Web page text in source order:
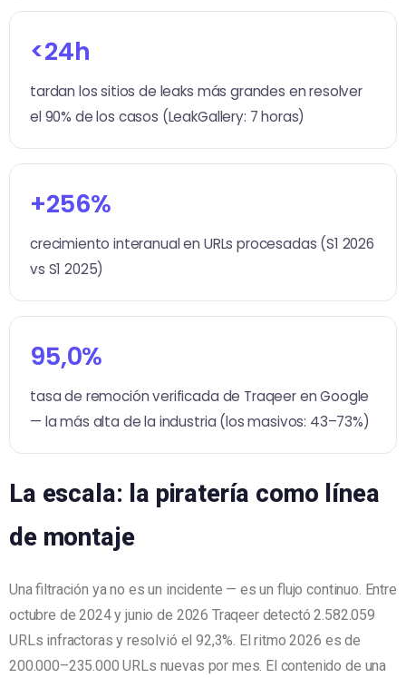
<24h
tardan los sitios de leaks más grandes en resolver
el 90% de los casos (LeakGallery: 7 horas)
+256%
crecimiento interanual en URLs procesadas (S1 2026
vs S1 2025)
95,0%
tasa de remoción verificada de Traqeer en Google
— la más alta de la industria (los masivos: 43–73%)
La escala: la piratería como línea
de montaje
Una filtración ya no es un incidente — es un flujo continuo. Entre
octubre de 2024 y junio de 2026 Traqeer detectó 2.582.059
URLs infractoras y resolvió el 92,3%. El ritmo 2026 es de
200.000–235.000 URLs nuevas por mes. El contenido de una